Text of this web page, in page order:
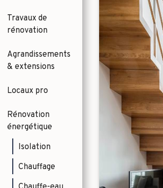
Travaux de
rénovation
Agrandissements
& extensions
Locaux pro
Rénovation
énergétique
Isolation
Chauffage